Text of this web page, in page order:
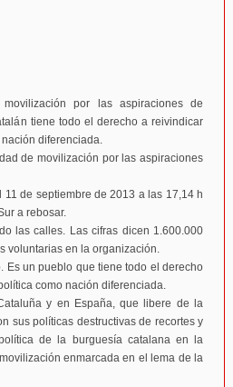
por las aspiraciones de
tiene todo el derecho a reivindicar
diferenciada.
de movilización por las aspiraciones
de septiembre de 2013 a las 17,14 h
a rebosar.
las calles. Las cifras dicen 1.600.000
voluntarias en la organización.
Es un pueblo que tiene todo el derecho
como nación diferenciada.
y en España, que libere de la
sus políticas destructivas de recortes y
de la burguesía catalana en la
enmarcada en el lema de la